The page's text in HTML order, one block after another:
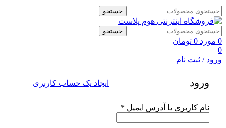
جستجو
جستجو
0 مورد 0 تومان
0
ورود / ثبت نام
ورود ایجاد یک حساب کاربری
نام کاربری یا آدرس ایمیل *